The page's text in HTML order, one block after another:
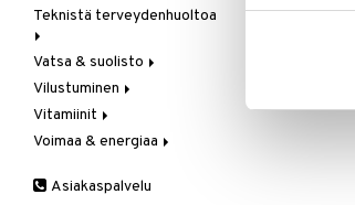
HULMO-
Rasvanpoltto
Kolesterolia alentavat
Neidonhiuspuu
Vegetaariset rasvahapot
Verisuonia vahvistavat
Teknistä terveydenhuoltoa
Hieronta
Ilmankostuttimet
Kivunlievitys
Muuta
Vatsa & suolisto
Happamuutta säätelevät
Juomat
Kuidut
Ruuansulatus
Vilustuminen
C-vitamiini
Estävä & helpottava
Muut
Vitamiinit
A, D, E & K
B-vitamiinit
Voimaa & energiaa
Muut
Asiakaspalvelu